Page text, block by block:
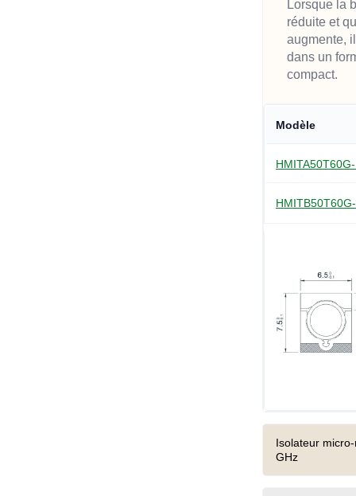
Lorsque la
réduite et
augmente,
dans un
compact.
Modèle
Isolateur
GHz